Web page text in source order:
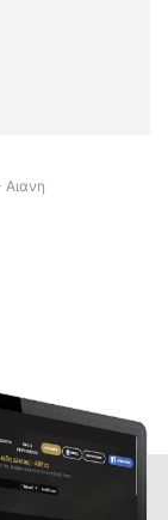
Αιανη